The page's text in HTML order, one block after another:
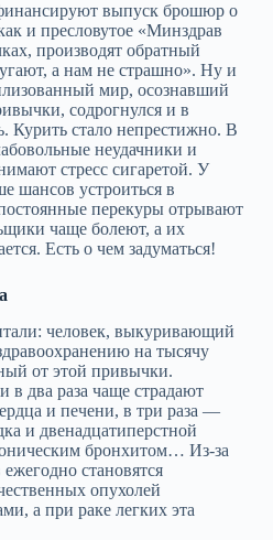
выпуск брошюр о
и пресловутое «Минздрав
производят обратный
а нам не страшно». Ну и
мир, осознавший
содрогнулся и в
Курить стало непрестижно. В
неудачники и
стресс сигаретой. У
шансов устроиться в
перекуры отрывают
чаще болеют, а их
Есть о чем задуматься!
человек, выкуривающий
на тысячу
от этой привычки.
два раза чаще страдают
и печени, в три раза —
и двенадцатиперстной
бронхитом… Из-за
становятся
опухолей
а при раке легких эта